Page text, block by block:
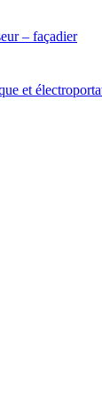
– façadier
et